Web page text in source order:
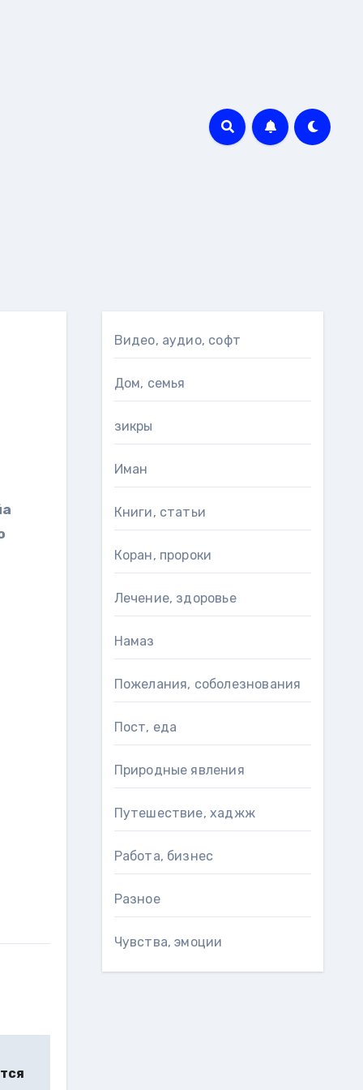
Видео, аудио, софт
Дом, семья
зикры
Иман
Книги, статьи
Коран, пророки
Лечение, здоровье
Намаз
Пожелания, соболезнования
Пост, еда
Природные явления
Путешествие, хаджж
Работа, бизнес
Разное
Чувства, эмоции